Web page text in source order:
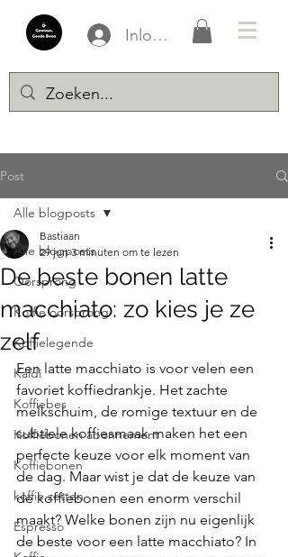
Inloggen
Post
Alle blogposts
Oorsprong
Koffie oorsprong
Koffielegende
Kaldi
Koffiebes
Koffiebonen abonnement
Koffiebonen
koffie zetten
Espresso
Alle blogposts
De beste bonen latte
macchiato: zo kies je ze
zelf
Bastiaan
29 jun 3 minuten om te lezen
Een latte macchiato is voor velen een
favoriet koffiedrankje. Het zachte
melkschuim, de romige textuur en de
subtiele koffiesmaak maken het een
perfecte keuze voor elk moment van
de dag. Maar wist je dat de keuze van
de koffiebonen een enorm verschil
maakt? Welke bonen zijn nu eigenlijk
de beste voor een latte macchiato? In